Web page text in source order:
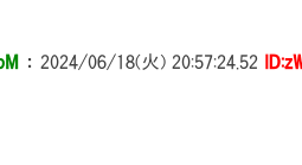
： 2024/06/18(火) 20:57:24.52